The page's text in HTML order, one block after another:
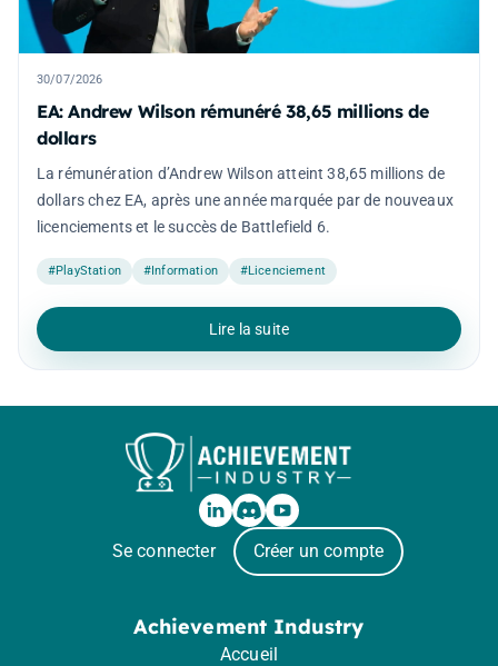
30/07/2026
EA: Andrew Wilson rémunéré 38,65 millions de
dollars
La rémunération d’Andrew Wilson atteint 38,65 millions de
dollars chez EA, après une année marquée par de nouveaux
licenciements et le succès de Battlefield 6.
#PlayStation #Information #Licenciement
Lire la suite
Se connecter Créer un compte
Achievement Industry
Accueil